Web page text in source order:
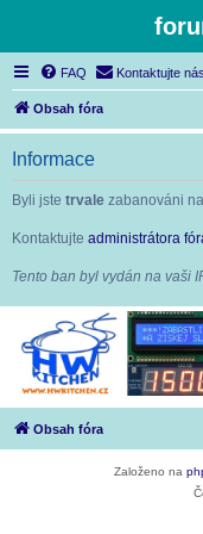
FAQ Kontaktujte nás
Obsah fóra
Informace
Byli jste trvale zabanováni
Kontaktujte administrátora
Tento ban byl vydán na vaši
Obsah fóra
Založeno na